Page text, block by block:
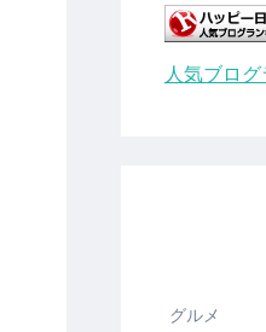
人気ブロ
グルメ